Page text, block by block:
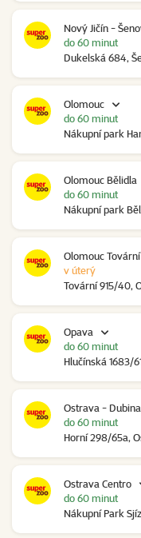
Nový Jičín -
Dukelská 684,
do 60 minut
Olomouc
Nákupní park
do 60 minut
Olomouc Bělidla
Nákupní park
do 60 minut
Olomouc Tovární
Tovární 915/40,
v úterý
Opava
Hlučínská 1683/
do 60 minut
Ostrava - Dubina
Horní 298/65a,
do 60 minut
Ostrava Centro
Nákupní Park
do 60 minut